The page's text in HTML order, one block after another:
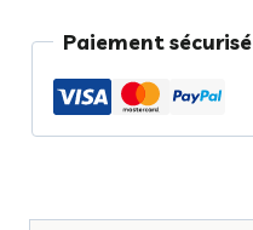
en
chocolat
lait
Paiement sécurisé